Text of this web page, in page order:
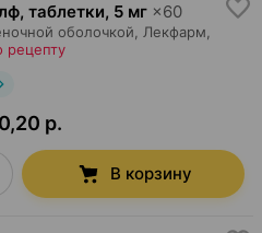
таблетки, 5 мг ×60
оболочкой, Лекфарм
рецепту
р.
В корзину